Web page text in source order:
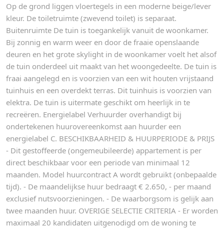
Op de grond liggen vloertegels in een moderne beige/lever
kleur. De toiletruimte (zwevend toilet) is separaat.
Buitenruimte De tuin is toegankelijk vanuit de woonkamer.
Bij zonnig en warm weer en door de fraaie openslaande
deuren en het grote skylight in de woonkamer voelt het alsof
de tuin onderdeel uit maakt van het woongedeelte. De tuin is
fraai aangelegd en is voorzien van een wit houten vrijstaand
tuinhuis en een overdekt terras. Dit tuinhuis is voorzien van
elektra. De tuin is uitermate geschikt om heerlijk in te
recreëren. Energielabel Verhuurder overhandigt bij
ondertekenen huurovereenkomst aan huurder een
energielabel C. BESCHIKBAARHEID & HUURPERIODE & PRIJS
- Dit gestoffeerde (ongemeubileerde) appartement is per
direct beschikbaar voor een periode van minimaal 12
maanden. Model huurcontract A wordt gebruikt (onbepaalde
tijd). - De maandelijkse huur bedraagt € 2.650, - per maand
exclusief nutsvoorzieningen. - De waarborgsom is gelijk aan
twee maanden huur. OVERIGE SELECTIE CRITERIA - Er worden
maximaal 20 kandidaten uitgenodigd om de woning te